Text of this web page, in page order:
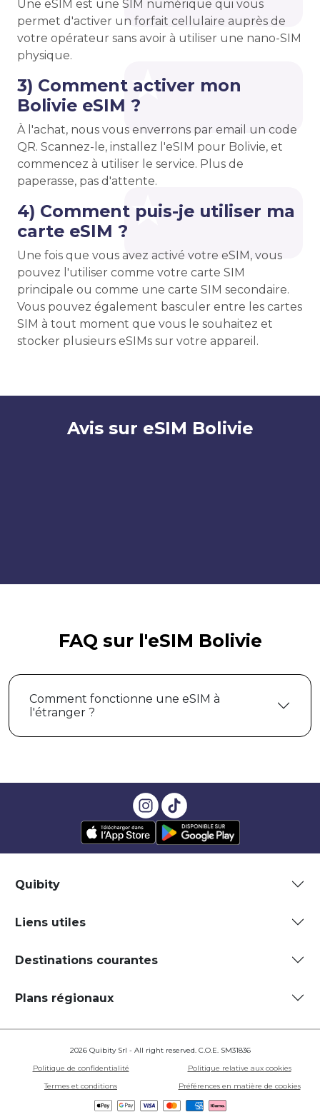
Une eSIM est une SIM numérique qui vous
permet d'activer un forfait cellulaire auprès de
votre opérateur sans avoir à utiliser une nano-SIM
physique.
3) Comment activer mon
Bolivie eSIM ?
À l'achat, nous vous enverrons par email un code
QR. Scannez-le, installez l'eSIM pour Bolivie, et
commencez à utiliser le service. Plus de
paperasse, pas d'attente.
4) Comment puis-je utiliser ma
carte eSIM ?
Une fois que vous avez activé votre eSIM, vous
pouvez l'utiliser comme votre carte SIM
principale ou comme une carte SIM secondaire.
Vous pouvez également basculer entre les cartes
SIM à tout moment que vous le souhaitez et
stocker plusieurs eSIMs sur votre appareil.
Avis sur eSIM Bolivie
FAQ sur l'eSIM Bolivie
Comment fonctionne une eSIM à
l'étranger ?
Quibity
Liens utiles
Destinations courantes
Plans régionaux
2026 Quibity Srl - All right reserved. C.O.E. SM31836
Politique de confidentialité
Politique relative aux cookies
Termes et conditions
Préférences en matière de cookies